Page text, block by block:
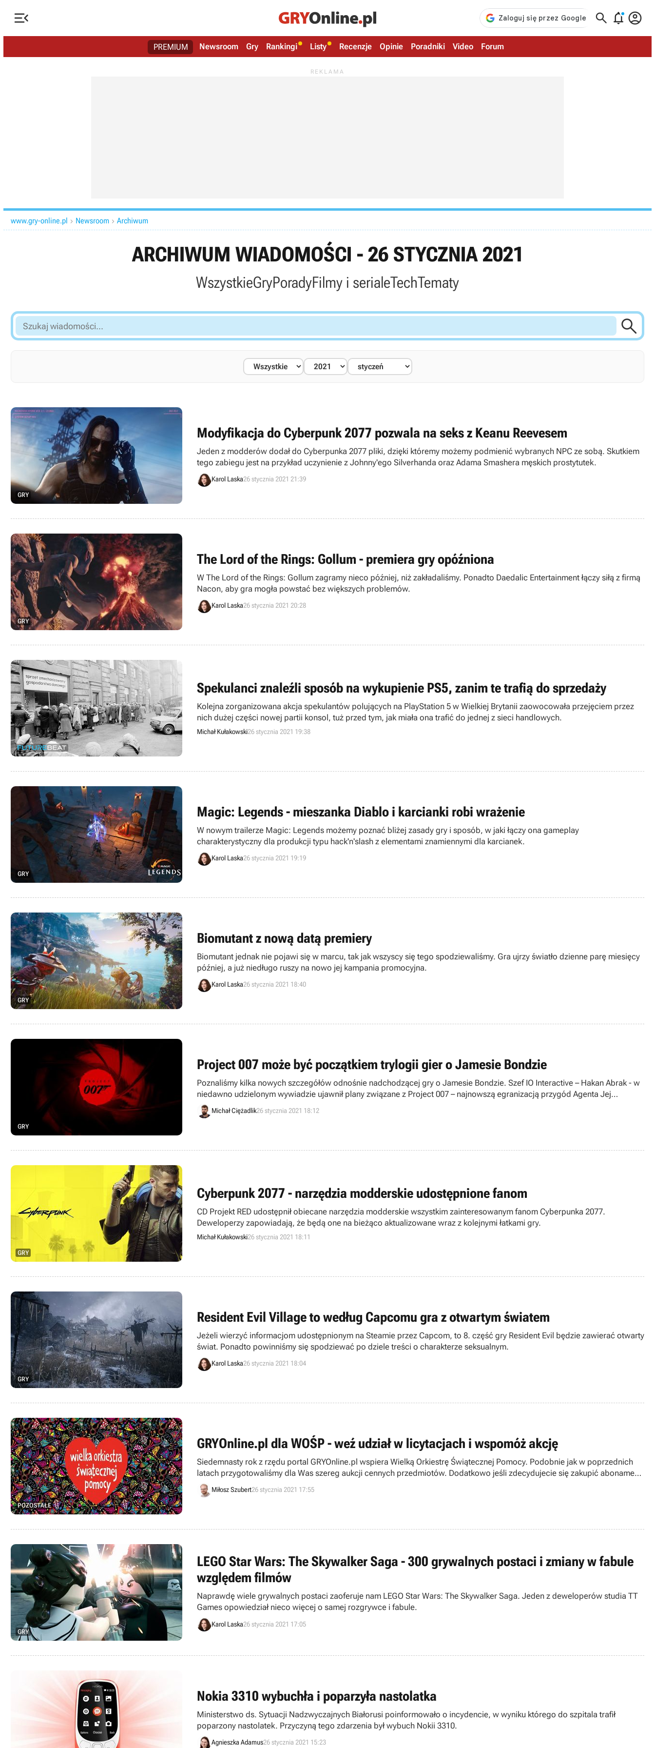
   
PREMIUM Newsroom Gry Rankingi Listy Recenzje Opinie Poradniki Video Forum
www.gry-online.pl  Newsroom  Archiwum
ARCHIWUM WIADOMOŚCI - 26 STYCZNIA 2021
WszystkieGryPoradyFilmy i serialeTechTematy
Szukaj
wiadomości...

GRY
Modyfikacja do Cyberpunk 2077 pozwala na seks z Keanu Reevesem
Jeden z modderów dodał do Cyberpunka 2077 pliki, dzięki któremy możemy podmienić wybranych NPC ze sobą. Skutkiem
tego zabiegu jest na przykład uczynienie z Johnny'ego Silverhanda oraz Adama Smashera męskich prostytutek.
Karol Laska26 stycznia 2021 21:39
GRY
The Lord of the Rings: Gollum - premiera gry opóźniona
W The Lord of the Rings: Gollum zagramy nieco później, niż zakładaliśmy. Ponadto Daedalic Entertainment łączy siłą z firmą
Nacon, aby gra mogła powstać bez większych problemów.
Karol Laska26 stycznia 2021 20:28
Spekulanci znaleźli sposób na wykupienie PS5, zanim te trafią do sprzedaży
Kolejna zorganizowana akcja spekulantów polujących na PlayStation 5 w Wielkiej Brytanii zaowocowała przejęciem przez
nich dużej części nowej partii konsol, tuż przed tym, jak miała ona trafić do jednej z sieci handlowych.
Michał Kułakowski26 stycznia 2021 19:38
GRY
Magic: Legends - mieszanka Diablo i karcianki robi wrażenie
W nowym trailerze Magic: Legends możemy poznać bliżej zasady gry i sposób, w jaki łączy ona gameplay
charakterystyczny dla produkcji typu hack'n'slash z elementami znamiennymi dla karcianek.
Karol Laska26 stycznia 2021 19:19
GRY
Biomutant z nową datą premiery
Biomutant jednak nie pojawi się w marcu, tak jak wszyscy się tego spodziewaliśmy. Gra ujrzy światło dzienne parę miesięcy
później, a już niedługo ruszy na nowo jej kampania promocyjna.
Karol Laska26 stycznia 2021 18:40
GRY
Project 007 może być początkiem trylogii gier o Jamesie Bondzie
Poznaliśmy kilka nowych szczegółów odnośnie nadchodzącej gry o Jamesie Bondzie. Szef IO Interactive – Hakan Abrak - w
niedawno udzielonym wywiadzie ujawnił plany związane z Project 007 – najnowszą egranizacją przygód Agenta Jej
Królewskiej Mości.
Michał Ciężadlik26 stycznia 2021 18:12
GRY
Cyberpunk 2077 - narzędzia modderskie udostępnione fanom
CD Projekt RED udostępnił obiecane narzędzia modderskie wszystkim zainteresowanym fanom Cyberpunka 2077.
Deweloperzy zapowiadają, że będą one na bieżąco aktualizowane wraz z kolejnymi łatkami gry.
Michał Kułakowski26 stycznia 2021 18:11
GRY
Resident Evil Village to według Capcomu gra z otwartym światem
Jeżeli wierzyć informacjom udostępnionym na Steamie przez Capcom, to 8. część gry Resident Evil będzie zawierać otwarty
świat. Ponadto powinniśmy się spodziewać po dziele treści o charakterze seksualnym.
Karol Laska26 stycznia 2021 18:04
POZOSTAŁE
GRYOnline.pl dla WOŚP - weź udział w licytacjach i wspomóż akcję
Siedemnasty rok z rzędu portal GRYOnline.pl wspiera Wielką Orkiestrę Świątecznej Pomocy. Podobnie jak w poprzednich
latach przygotowaliśmy dla Was szereg aukcji cennych przedmiotów. Dodatkowo jeśli zdecydujecie się zakupić abonament
na stronie w niedzielę, to cały dochód z niego zostanie przekazany na rzecz fundacji.
Miłosz Szubert26 stycznia 2021 17:55
GRY
LEGO Star Wars: The Skywalker Saga - 300 grywalnych postaci i zmiany w fabule
względem filmów
Naprawdę wiele grywalnych postaci zaoferuje nam LEGO Star Wars: The Skywalker Saga. Jeden z deweloperów studia TT
Games opowiedział nieco więcej o samej rozgrywce i fabule.
Karol Laska26 stycznia 2021 17:05
Nokia 3310 wybuchła i poparzyła nastolatka
Ministerstwo ds. Sytuacji Nadzwyczajnych Białorusi poinformowało o incydencie, w wyniku którego do szpitala trafił
poparzony nastolatek. Przyczyną tego zdarzenia był wybuch Nokii 3310.
Agnieszka Adamus26 stycznia 2021 15:23